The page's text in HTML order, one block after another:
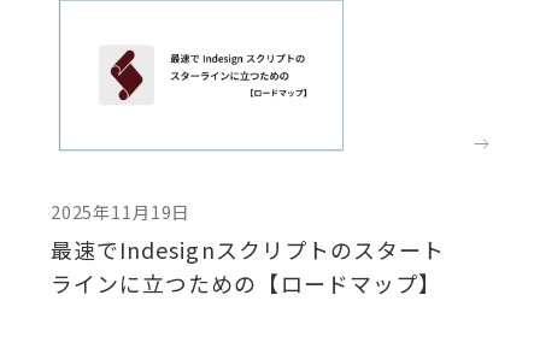
2025年11月19日
最速でIndesignスクリプトのスタート
ラインに立つための【ロードマップ】